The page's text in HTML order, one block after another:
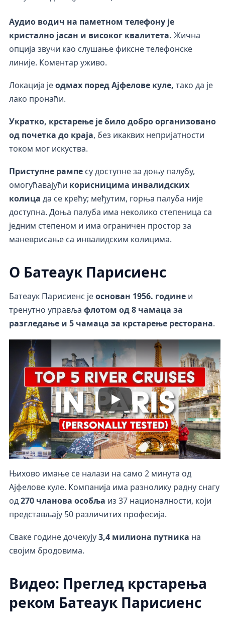
Аудио водич на паметном телефону је
кристално јасан и високог квалитета. Жична
опција звучи као слушање фиксне телефонске
линије. Коментар уживо.
Локација јеодмах поред Ајфелове куле, тако да је
лако пронаћи.
Укратко, крстарење је било добро организовано
од почетка до краја, без икаквих непријатности
током мог искуства.
Приступне рампесу доступне за доњу палубу,
омогућавајући корисницима инвалидских
колица да се крећу; међутим, горња палуба није
доступна. Доња палуба има неколико степеница са
једним степеном и има ограничен простор за
маневрисање са инвалидским колицима.
О Батеаук Парисиенс
Батеаук Парисиенс јеоснован 1956. годинеи
тренутно управља флотом од 8 чамаца за
разгледање и 5 чамаца за крстарење ресторана.
Њихово имање се налази на само 2 минута од
Ајфелове куле. Компанија има разнолику радну снагу
од270 чланова особља из 37 националности, који
представљају 50 различитих професија.
Сваке године дочекују3,4 милиона путника на
својим бродовима.
Видео: Преглед крстарења
реком Батеаук Парисиенс